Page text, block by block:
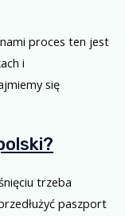
proces ten jest
i
się
trzeba
paszport